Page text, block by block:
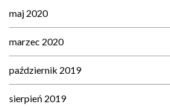
maj 2020
marzec 2020
październik 2019
sierpień 2019